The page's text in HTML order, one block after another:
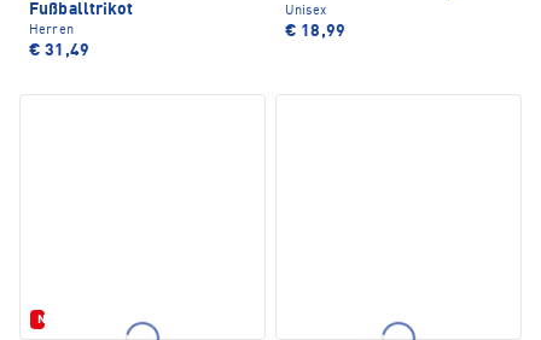
Fußballtrikot
Herren
€ 31,49
Unisex
€ 18,99
Neu